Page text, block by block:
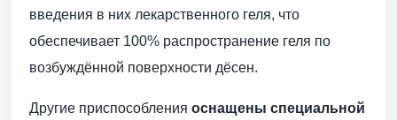
введения в них лекарственного геля, что
обеспечивает 100% распространение геля по
возбуждённой поверхности дёсен.
Другие приспособления оснащены специальной